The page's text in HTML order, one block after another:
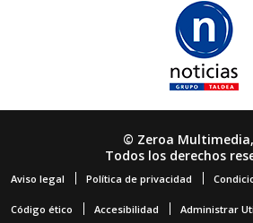
© Zeroa Multimedia,
Todos los derechos
Aviso legal Política de privacidad
Código ético Accesibilidad Administrar